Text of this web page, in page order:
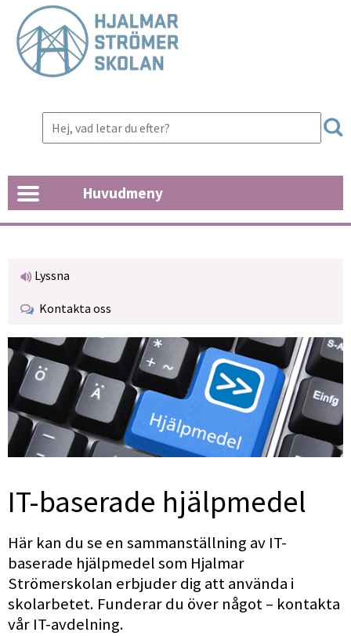
Huvudmeny
Lyssna
Kontakta oss
IT-baserade hjälpmedel
Här kan du se en sammanställning av IT-
baserade hjälpmedel som Hjalmar
Strömerskolan erbjuder dig att använda i
skolarbetet. Funderar du över något – kontakta
vår IT-avdelning.